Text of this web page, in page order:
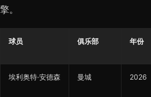
擎。
球员 俱乐部 年份
埃利奥特·安德森 曼城 2026